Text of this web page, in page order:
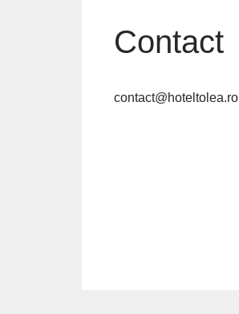
Contact
contact@hoteltolea.ro